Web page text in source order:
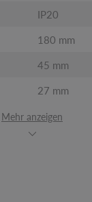
IP20
180 mm
45 mm
27 mm
Mehr anzeigen